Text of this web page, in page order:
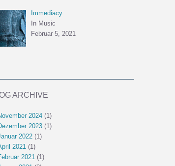
Immediacy
In Music
Februar 5, 2021
ARCHIVE
2024(1)
2023(1)
2022(1)
2021 (1)
2021 (1)